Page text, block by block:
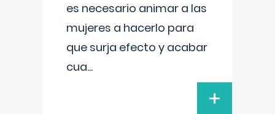
es necesario animar a las
mujeres a hacerlo para
que surja efecto y acabar
cua...
+